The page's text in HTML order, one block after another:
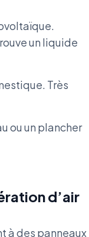
un liquide
Très
ou un plancher
d’air
à des panneaux